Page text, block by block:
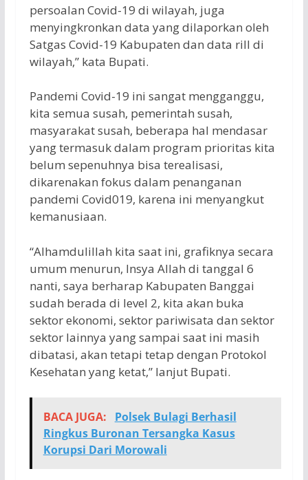
persoalan Covid-19 di wilayah, juga
menyingkronkan data yang dilaporkan oleh
Satgas Covid-19 Kabupaten dan data rill di
wilayah,” kata Bupati.
Pandemi Covid-19 ini sangat mengganggu,
kita semua susah, pemerintah susah,
masyarakat susah, beberapa hal mendasar
yang termasuk dalam program prioritas kita
belum sepenuhnya bisa terealisasi,
dikarenakan fokus dalam penanganan
pandemi Covid019, karena ini menyangkut
kemanusiaan.
“Alhamdulillah kita saat ini, grafiknya secara
umum menurun, Insya Allah di tanggal 6
nanti, saya berharap Kabupaten Banggai
sudah berada di level 2, kita akan buka
sektor ekonomi, sektor pariwisata dan sektor
sektor lainnya yang sampai saat ini masih
dibatasi, akan tetapi tetap dengan Protokol
Kesehatan yang ketat,” lanjut Bupati.
BACA JUGA:
Polsek Bulagi Berhasil
Ringkus Buronan Tersangka Kasus
Korupsi Dari Morowali